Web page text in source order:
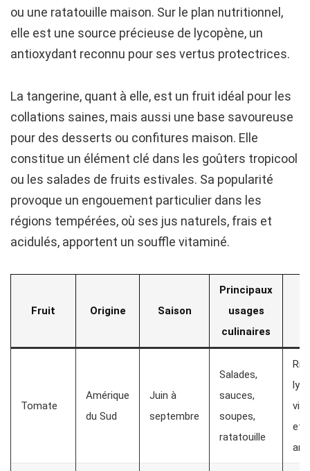
ou une ratatouille maison. Sur le plan nutritionnel,
elle est une source précieuse de lycopène, un
antioxydant reconnu pour ses vertus protectrices.
La tangerine, quant à elle, est un fruit idéal pour les
collations saines, mais aussi une base savoureuse
pour des desserts ou confitures maison. Elle
constitue un élément clé dans les goûters tropicool
ou les salades de fruits estivales. Sa popularité
provoque un engouement particulier dans les
régions tempérées, où ses jus naturels, frais et
acidulés, apportent un souffle vitaminé.
Fruit Origine Saison
Principaux
usages
culinaires
Tomate
Amérique
du Sud
Juin à
septembre
Salades,
sauces,
soupes,
ratatouille
et